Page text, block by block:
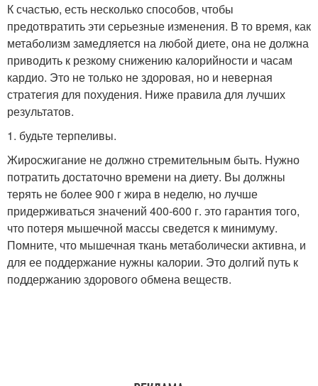
К счастью, есть несколько способов, чтобы
предотвратить эти серьезные изменения. В то время, как
метаболизм замедляется на любой диете, она не должна
приводить к резкому снижению калорийности и часам
кардио. Это не только не здоровая, но и неверная
стратегия для похудения. Ниже правила для лучших
результатов.
1. будьте терпеливы.
Жиросжигание не должно стремительным быть. Нужно
потратить достаточно времени на диету. Вы должны
терять не более 900 г жира в неделю, но лучше
придерживаться значений 400-600 г. это гарантия того,
что потеря мышечной массы сведется к минимуму.
Помните, что мышечная ткань метаболически активна, и
для ее поддержание нужны калории. Это долгий путь к
поддержанию здорового обмена веществ.